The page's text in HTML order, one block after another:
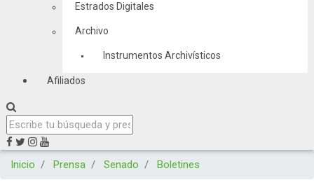
Estrados Digitales
Archivo
Instrumentos Archivísticos
Afiliados
Inicio Prensa Senado Boletines